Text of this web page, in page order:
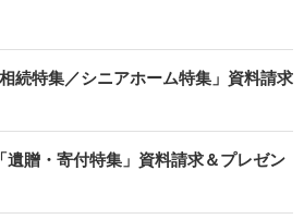
続特集／シニアホーム特集」資料請求
贈・寄付特集」資料請求＆プレゼン